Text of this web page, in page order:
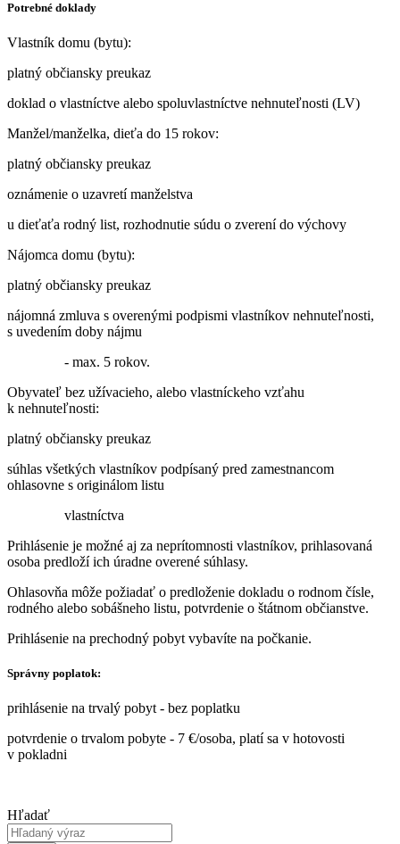
Potrebné doklady
Vlastník domu (bytu):
platný občiansky preukaz
doklad o vlastníctve alebo spoluvlastníctve nehnuteľnosti (LV)
Manžel/manželka, dieťa do 15 rokov:
platný občiansky preukaz
oznámenie o uzavretí manželstva
u dieťaťa rodný list, rozhodnutie súdu o zverení do výchovy
Nájomca domu (bytu):
platný občiansky preukaz
nájomná zmluva s overenými podpismi vlastníkov nehnuteľnosti,
s uvedením doby nájmu
- max. 5 rokov.
Obyvateľ bez užívacieho, alebo vlastníckeho vzťahu
k nehnuteľnosti:
platný občiansky preukaz
súhlas všetkých vlastníkov podpísaný pred zamestnancom
ohlasovne s originálom listu
vlastníctva
Prihlásenie je možné aj za neprítomnosti vlastníkov, prihlasovaná
osoba predloží ich úradne overené súhlasy.
Ohlasovňa môže požiadať o predloženie dokladu o rodnom čísle,
rodného alebo sobášneho listu, potvrdenie o štátnom občianstve.
Prihlásenie na prechodný pobyt vybavíte na počkanie.
Správny poplatok:
prihlásenie na trvalý pobyt - bez poplatku
potvrdenie o trvalom pobyte - 7 €/osoba, platí sa v hotovosti
v pokladni
Hľadať